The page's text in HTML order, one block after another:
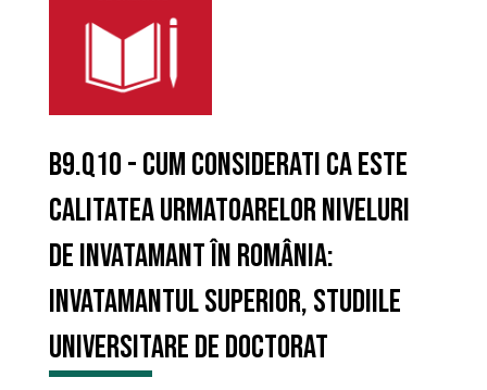
B9.Q10 - Cum considerati ca este
calitatea urmatoarelor niveluri
de invatamant în România:
invatamantul superior, studiile
universitare de doctorat